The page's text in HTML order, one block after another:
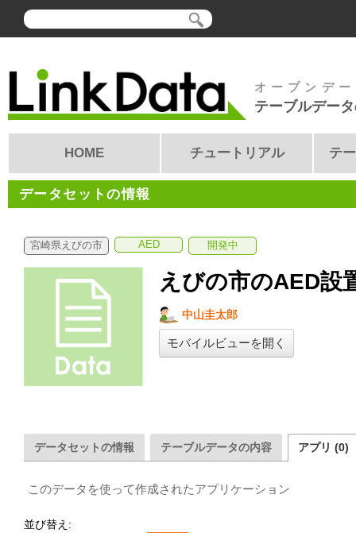
オープンデ
テーブルデー
HOME チュートリアル テ
データセットの情報
宮崎県えびの市 AED 開発中
えびの市のAED設
中山圭太郎
モバイルビューを開く
データセットの情報 テーブルデータの内容 アプリ (0)
このデータを使って作成されたアプリケーション
並び替え: